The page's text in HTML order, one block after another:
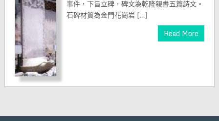
事件，下旨立碑，碑文為乾隆親書五篇詩文。
石碑材質為金門花崗岩 […]
Read More